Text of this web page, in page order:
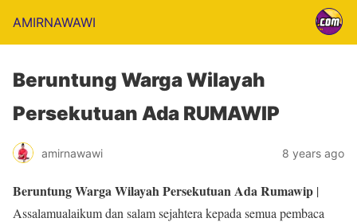
AMIRNAWAWI
Beruntung Warga Wilayah
Persekutuan Ada RUMAWIP
amirnawawi 8 years ago
Beruntung Warga Wilayah Persekutuan Ada Rumawip |
Assalamualaikum dan salam sejahtera kepada semua pembaca